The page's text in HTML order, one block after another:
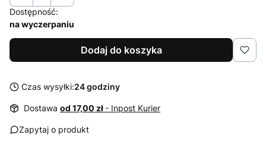
Dostępność:
na wyczerpaniu
Dodaj do koszyka
Czas wysyłki:24 godziny
Dostawa od 17,00 zł - Inpost Kurier
Zapytaj o produkt